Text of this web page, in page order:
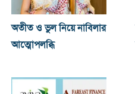
অতীত ও ভুল নিয়ে নাবিলার
আত্মোপলব্ধি